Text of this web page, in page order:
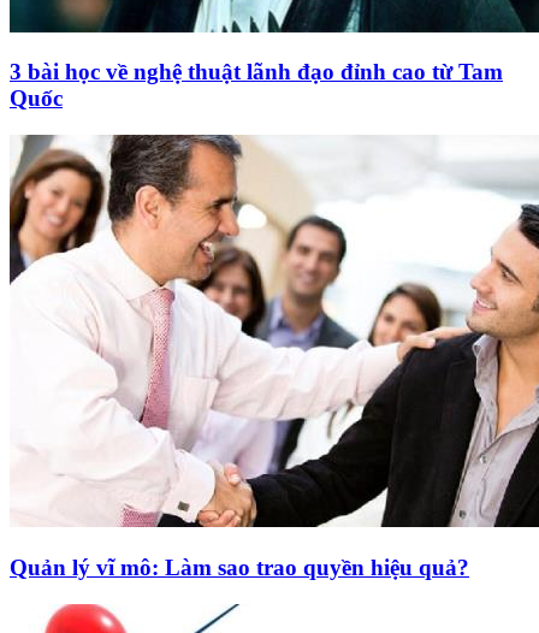
3 bài học về nghệ thuật lãnh đạo đỉnh cao từ Tam
Quốc
Quản lý vĩ mô: Làm sao trao quyền hiệu quả?